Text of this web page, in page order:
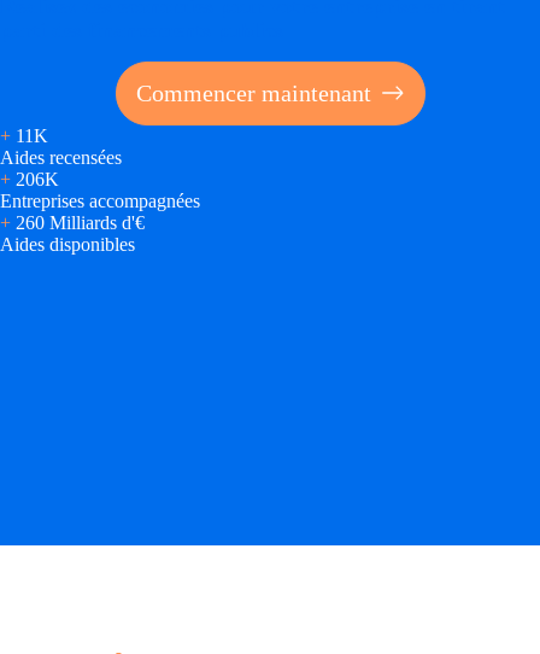
Commencer maintenant
+ 11K
Aides recensées
+ 206K
Entreprises accompagnées
+ 260 Milliards d'€
Aides disponibles